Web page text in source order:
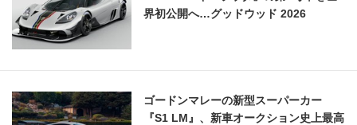
界初公開へ…グッドウッド 2026
ゴードンマレーの新型スーパーカー
『S1 LM』、新車オークション史上最高